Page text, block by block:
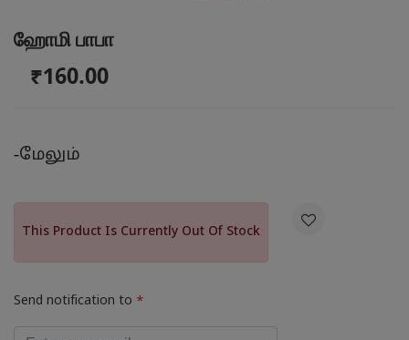
ஹோமி பாபா
₹160.00
-மேலும்
This Product Is Currently Out Of Stock
Send notification to *
